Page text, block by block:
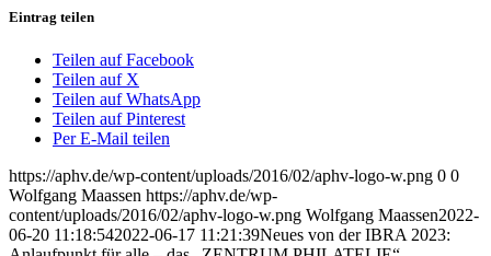
Eintrag teilen
Teilen auf Facebook
Teilen auf X
Teilen auf WhatsApp
Teilen auf Pinterest
Per E-Mail teilen
https://aphv.de/wp-content/uploads/2016/02/aphv-logo-w.png 0 0
Wolfgang Maassen https://aphv.de/wp-
content/uploads/2016/02/aphv-logo-w.png Wolfgang Maassen2022-
06-20 11:18:542022-06-17 11:21:39Neues von der IBRA 2023: